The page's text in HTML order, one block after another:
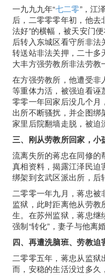
一九九九年“七二零”，江
后，二零零零年初，他去
法好”的横幅，被天安门
后转入东城区看守所非
转送站非法关押，二十
大丰方强劳教所非法劳教
在方强劳教所，他遭受
等重体力活，被强迫看诬
零零一年回家后没几个月
出所不断骚扰，并企图
家里后院翻墙走脱，被迫
三、刚从劳教所回家，
流离失所的蒋忠在同修的
真相资料，揭露江泽民
绑架到玄武区派出所，后
二零零一年九月，蒋忠被
监狱，此时距离他从劳教
生。在苏州监狱，蒋忠继
强制“转化”，妻子与他离
四、再遭洗脑班、劳教
二零零五年，蒋忠从监狱
而，安稳的生活没过多久